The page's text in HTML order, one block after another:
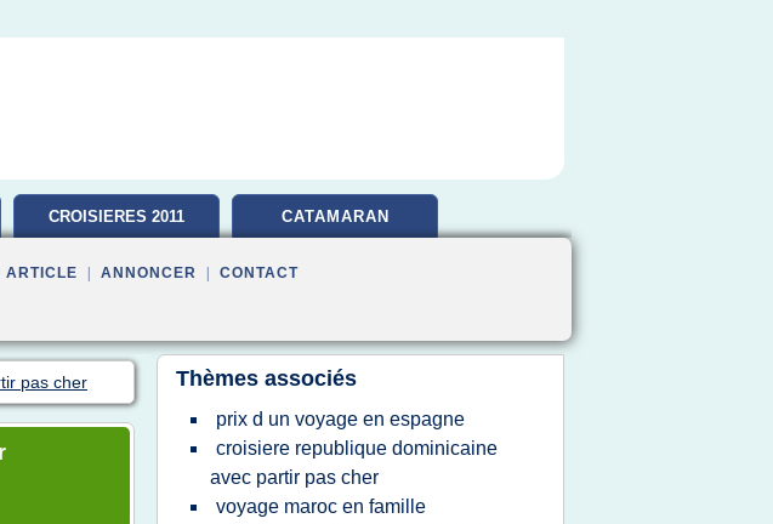
CROISIERES 2011 CATAMARAN
ARTICLE ANNONCER CONTACT
pas cher Thèmes associés
prix d un voyage en espagne
croisiere republique dominicaine
avec partir pas cher
voyage maroc en famille